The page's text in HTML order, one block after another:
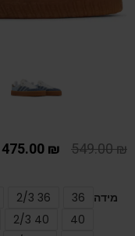
549.00₪
475.00 ₪
מידה 36
36 2/3
40
40 2/3